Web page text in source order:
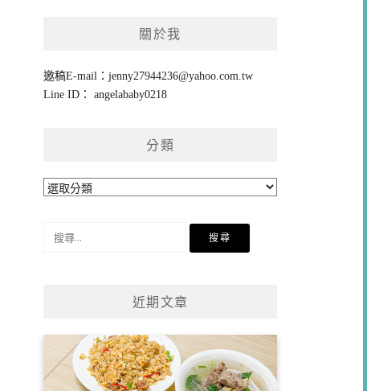
關於我
邀稿E-mail：jenny27944236@yahoo.com.tw
Line ID： angelababy0218
分類
分
近期文章